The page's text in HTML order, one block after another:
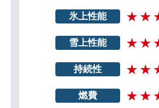
氷上性能
雪上性能
持続性
燃費